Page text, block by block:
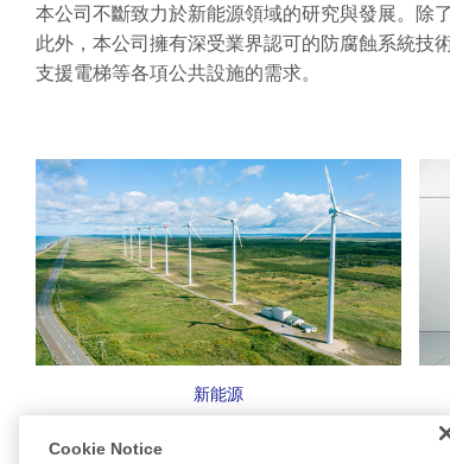
本公司不斷致力於新能源領域的研究與發展。除
此外，本公司擁有深受業界認可的防腐蝕系統技
支援電梯等各項公共設施的需求。
新能源
Cookie Notice